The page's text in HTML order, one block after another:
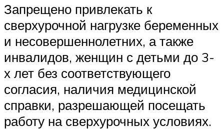
Запрещено привлекать к
сверхурочной нагрузке беременных
и несовершеннолетних, а также
инвалидов, женщин с детьми до 3-
х лет без соответствующего
согласия, наличия медицинской
справки, разрешающей посещать
работу на сверхурочных условиях.